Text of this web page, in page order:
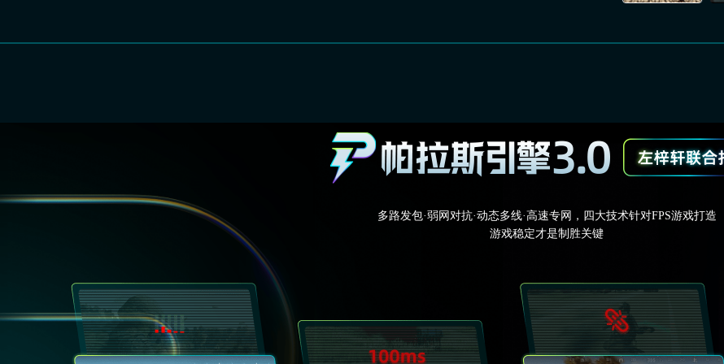
多路发包·弱网对抗·动态多线·高速专网，四大技术针对FPS游戏打造
游戏稳定才是制胜关键